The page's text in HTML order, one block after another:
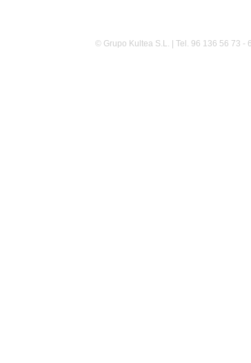
© Grupo Kultea S.L. | Tel. 96 136 56 73 -